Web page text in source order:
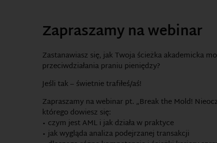
Zapraszamy na webinar
Zastanawiasz się, jak Twoja ścieżka akademicka
przeciwdziałania praniu pieniędzy?
Jeśli tak – świetnie trafiłeś/aś!
Zapraszamy na webinar pt. „Break the Mold!
którego dowiesz się:
• czym jest AML i jak działa w praktyce
• jak wygląda analiza podejrzanej transakcji